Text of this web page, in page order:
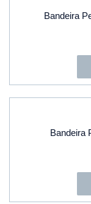
Bandeira
Bandeira